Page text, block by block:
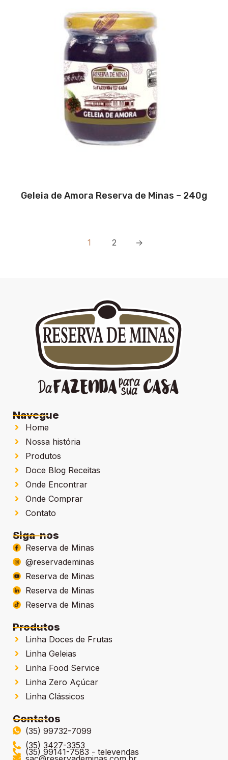
Geleia de Amora Reserva de Minas – 240g
1 2 →
Navegue
Home
Nossa história
Produtos
Doce Blog Receitas
Onde Encontrar
Onde Comprar
Contato
Siga-nos
Reserva de Minas
@reservademinas
Reserva de Minas
Reserva de Minas
Reserva de Minas
Produtos
Linha Doces de Frutas
Linha Geleias
Linha Food Service
Linha Zero Açúcar
Linha Clássicos
Contatos
(35) 99732-7099
(35) 3427-3353
(35) 99141-7583 - televendas